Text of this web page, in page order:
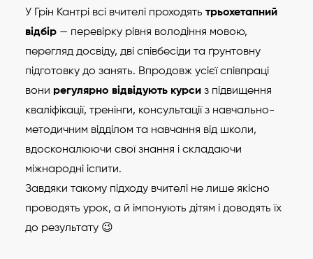
У Грін Кантрі всі вчителі проходять трьохетапний
відбір — перевірку рівня володіння мовою,
перегляд досвіду, дві співбесіди та ґрунтовну
підготовку до занять. Впродовж усієї співпраці
вони регулярно відвідують курси з підвищення
кваліфікації, тренінги, консультації з навчально-
методичним відділом та навчання від школи,
вдосконалюючи свої знання і складаючи
міжнародні іспити.
Завдяки такому підходу вчителі не лише якісно
проводять урок, а й імпонують дітям і доводять їх
до результату 😉